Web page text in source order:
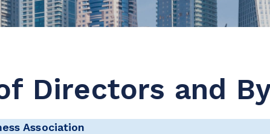
Directors and
Association